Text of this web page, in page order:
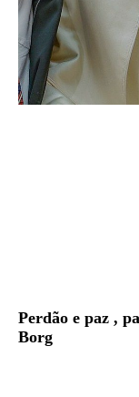
Perdão e paz ,
Borg